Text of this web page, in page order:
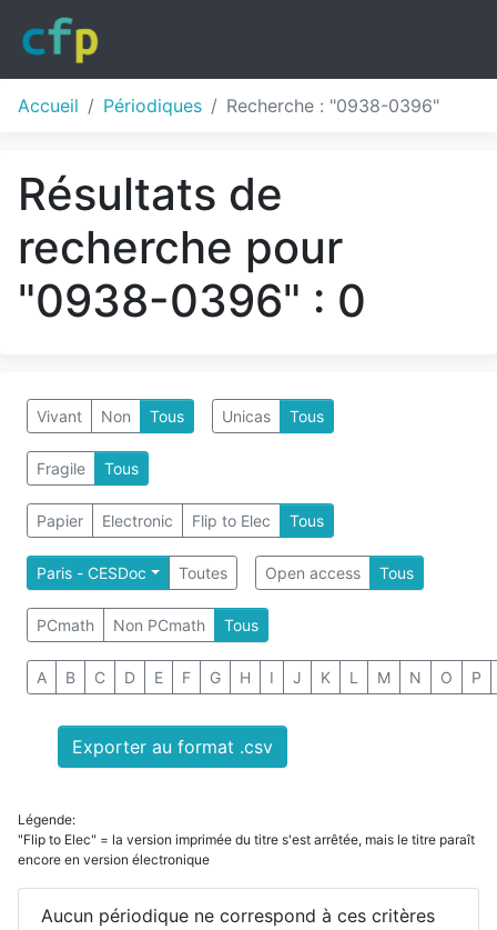
Accueil Périodiques Recherche : "0938-0396"
Résultats de
recherche pour
"0938-0396" : 0
Vivant Non Tous Unicas Tous
Fragile Tous
Papier Electronic Flip to Elec Tous
Paris - CESDoc Toutes Open access Tous
PCmath Non PCmath Tous
A B C D E F G H I J K L M N O P
Exporter au format .csv
Légende:
"Flip to Elec" = la version imprimée du titre s'est arrêtée, mais le titre paraît
encore en version électronique
Aucun périodique ne correspond à ces critères